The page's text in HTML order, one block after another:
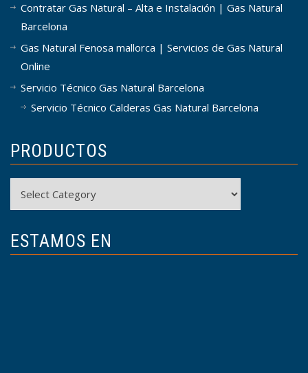
Contratar Gas Natural – Alta e Instalación | Gas Natural
Barcelona
Gas Natural Fenosa mallorca | Servicios de Gas Natural
Online
Servicio Técnico Gas Natural Barcelona
Servicio Técnico Calderas Gas Natural Barcelona
PRODUCTOS
ESTAMOS EN